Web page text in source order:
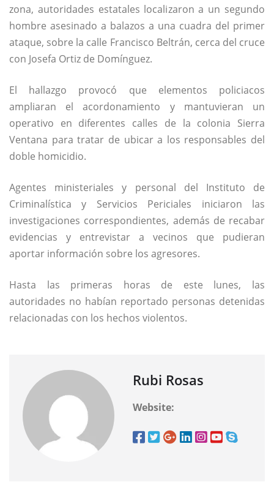
zona, autoridades estatales localizaron a un segundo
hombre asesinado a balazos a una cuadra del primer
ataque, sobre la calle Francisco Beltrán, cerca del cruce
con Josefa Ortiz de Domínguez.
El hallazgo provocó que elementos policiacos
ampliaran el acordonamiento y mantuvieran un
operativo en diferentes calles de la colonia Sierra
Ventana para tratar de ubicar a los responsables del
doble homicidio.
Agentes ministeriales y personal del Instituto de
Criminalística y Servicios Periciales iniciaron las
investigaciones correspondientes, además de recabar
evidencias y entrevistar a vecinos que pudieran
aportar información sobre los agresores.
Hasta las primeras horas de este lunes, las
autoridades no habían reportado personas detenidas
relacionadas con los hechos violentos.
Rubi Rosas
Website: